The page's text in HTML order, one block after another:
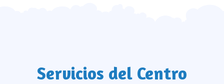
Servicios del Centro